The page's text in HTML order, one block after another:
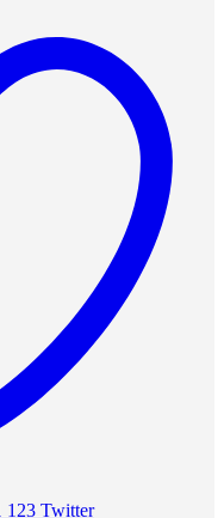
123 Twitter